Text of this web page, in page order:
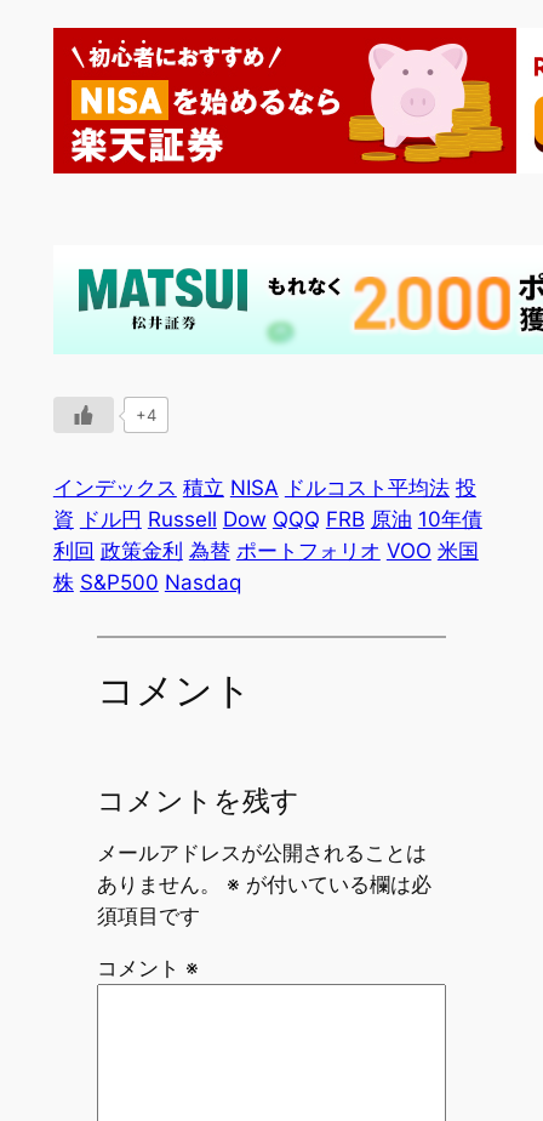
+4
インデックス 積立 NISA ドルコスト平均法 投
資 ドル円 Russell Dow QQQ FRB 原油 10年債
利回 政策金利 為替 ポートフォリオ VOO 米国
株 S&P500 Nasdaq
コメント
コメントを残す
メールアドレスが公開されることは
ありません。
※ が付いている欄は必
須項目です
コメント ※